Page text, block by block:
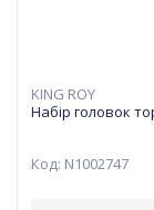
KING ROY
Набір головок
Код: N1002747